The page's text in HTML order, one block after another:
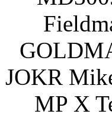
JOKR
MP X